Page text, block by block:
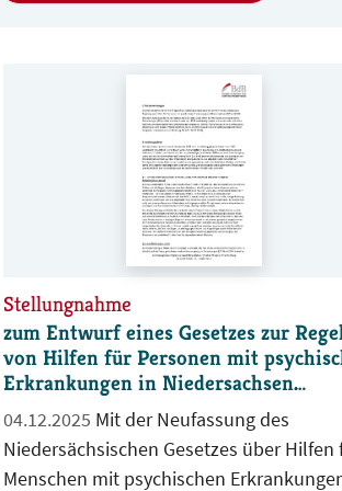
Leistungsgerechtigkeit führt. Keinesfalls
es zu einer „Nullrunde“ oder gar
Einkommensverlusten kommen!
Stellungnahme
zum Entwurf eines Gesetzes zur
von Hilfen für Personen mit
Erkrankungen in Niedersachsen
(NPsychKG-E)
04.12.2025
Niedersächsischen Gesetzes über Hilfen
Menschen mit psychischen